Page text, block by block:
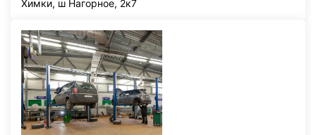
Химки, ш Нагорное, 2к7